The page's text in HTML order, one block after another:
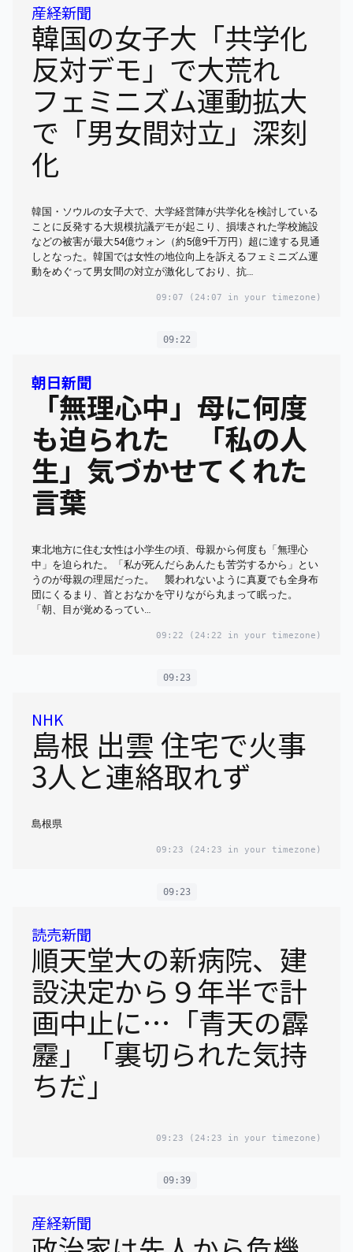
産経新聞
韓国の女子大「共学化
反対デモ」で大荒れ
フェミニズム運動拡大
で「男女間対立」深刻
化
韓国・ソウルの女子大で、大学経営陣が共学化を検討している
ことに反発する大規模抗議デモが起こり、損壊された学校施設
などの被害が最大54億ウォン（約5億9千万円）超に達する見通
しとなった。韓国では女性の地位向上を訴えるフェミニズム運
動をめぐって男女間の対立が激化しており、抗…
09:07 (24:07 in your timezone)
09:22
朝日新聞
「無理心中」母に何度
も迫られた 「私の人
生」気づかせてくれた
言葉
東北地方に住む女性は小学生の頃、母親から何度も「無理心
中」を迫られた。「私が死んだらあんたも苦労するから」とい
うのが母親の理屈だった。 襲われないように真夏でも全身布
団にくるまり、首とおなかを守りながら丸まって眠った。
「朝、目が覚めるってい…
09:22 (24:22 in your timezone)
09:23
NHK
島根 出雲 住宅で火事
3人と連絡取れず
島根県
09:23 (24:23 in your timezone)
09:23
読売新聞
順天堂大の新病院、建
設決定から９年半で計
画中止に…「青天の霹
靂」「裏切られた気持
ちだ」
09:23 (24:23 in your timezone)
09:39
産経新聞